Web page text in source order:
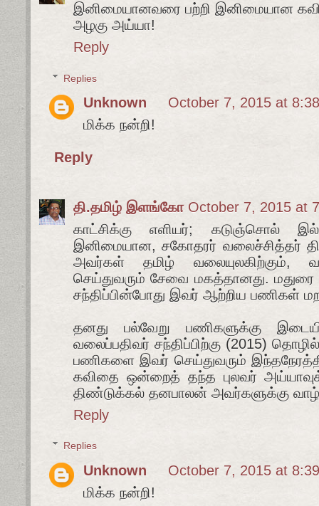
இனிமையானவரை பற்றி இனிமையான
அழகு அய்யா!
Reply
Replies
Unknown
October 7, 2015 at
மிக்க நன்றி!
Reply
தி.தமிழ் இளங்கோ October 7, 2015 at
காட்சிக்கு எளியர்; கடுஞ்சொல்
இனிமையான, சகோதரர் வலைச்சித்தர்
அவர்கள் தமிழ் வலையுலகிற்கும்,
செய்துவரும் சேவை மகத்தானது. மதுரை
சந்திப்பின்போது இவர் ஆற்றிய பணிகள்
தனது பல்வேறு பணிகளுக்கு
வலைப்பதிவர் சந்திப்பிற்கு (2015)
பணிகளை இவர் செய்துவரும்
கவிதை ஒன்றைத் தந்த புலவர்
திண்டுக்கல் தனபாலன் அவர்களுக்கு
Reply
Replies
Unknown
October 7, 2015 at
மிக்க நன்றி!